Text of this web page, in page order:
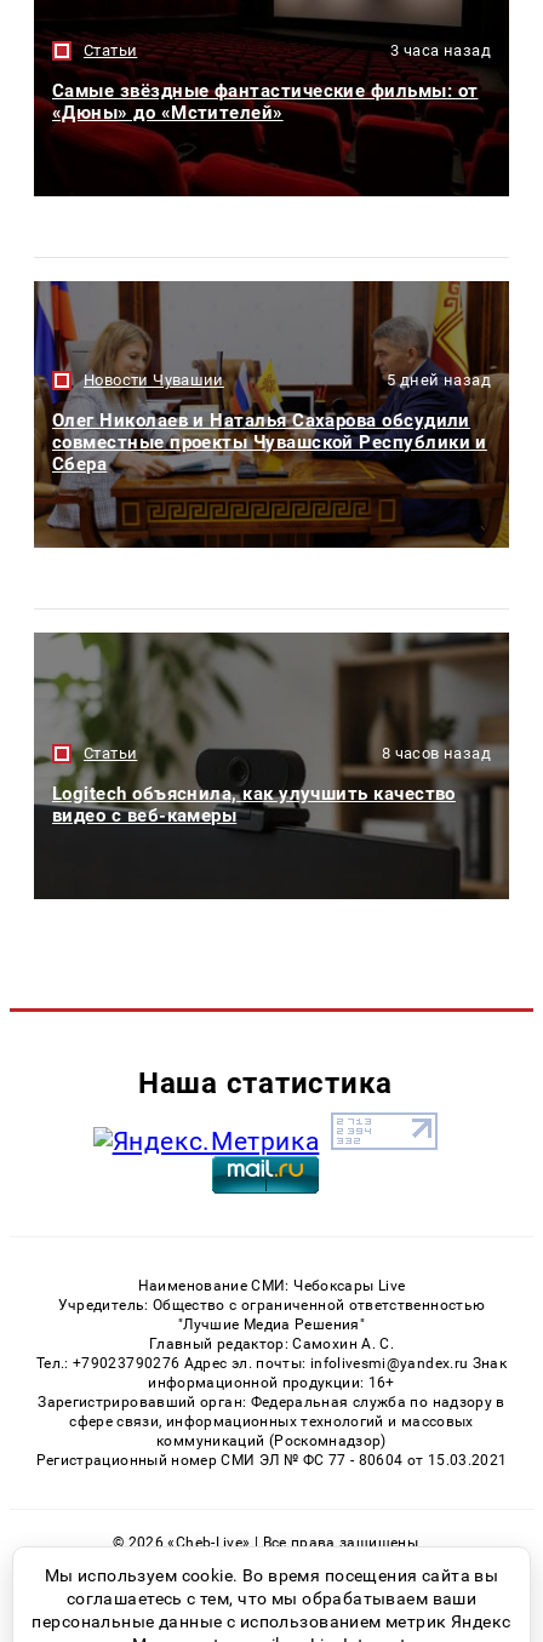
Статьи 3 часа назад
Самые звёздные фантастические фильмы: от
«Дюны» до «Мстителей»
Новости Чувашии 5 дней назад
Олег Николаев и Наталья Сахарова обсудили
совместные проекты Чувашской Республики и
Сбера
Статьи 8 часов назад
Logitech объяснила, как улучшить качество
видео с веб-камеры
Наша статистика
Наименование СМИ: Чебоксары Live
Учредитель: Общество с ограниченной ответственностью
"Лучшие Медиа Решения"
Главный редактор: Самохин А. С.
Тел.: +79023790276 Адрес эл. почты: infolivesmi@yandex.ru Знак
информационной продукции: 16+
Зарегистрировавший орган: Федеральная служба по надзору в
сфере связи, информационных технологий и массовых
коммуникаций (Роскомнадзор)
Регистрационный номер СМИ ЭЛ № ФС 77 - 80604 от 15.03.2021
© 2026 «Cheb-Live» | Все права защищены
Возрастная категория сайта 16+
Политика конфиденциальности
Мы используем cookie. Во время посещения сайта вы
соглашаетесь с тем, что мы обрабатываем ваши
персональные данные с использованием метрик Яндекс